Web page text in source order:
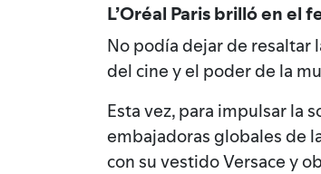
L’Oréal Paris brilló en el
No podía dejar de resaltar
del cine y el poder de la
Esta vez, para impulsar la
embajadoras globales de
con su vestido Versace y